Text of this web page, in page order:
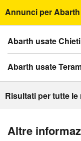
Annunci per
Abarth usate Chieti
Abarth usate
Risultati per tutte
Altre